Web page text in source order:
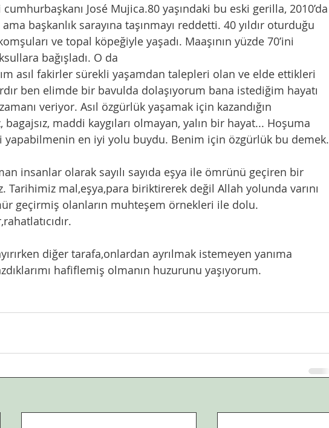
cumhurbaşkanı José Mujica.80 yaşındaki bu eski gerilla, 2010’da
başkanlık sarayına taşınmayı reddetti. 40 yıldır oturduğu
ve topal köpeğiyle yaşadı. Maaşının yüzde 70’ini
bağışladı. O da
asıl fakirler sürekli yaşamdan talepleri olan ve elde ettikleri
ben elimde bir bavulda dolaşıyorum bana istediğim hayatı
veriyor. Asıl özgürlük yaşamak için kazandığın
bagajsız, maddi kaygıları olmayan, yalın bir hayat... Hoşuma
yapabilmenin en iyi yolu buydu. Benim için özgürlük bu demek.
insanlar olarak sayılı sayıda eşya ile ömrünü geçiren bir
Tarihimiz mal,eşya,para biriktirerek değil Allah yolunda varını
geçirmiş olanların muhteşem örnekleri ile dolu.
diğer tarafa,onlardan ayrılmak istemeyen yanıma
hafiflemiş olmanın huzurunu yaşıyorum.